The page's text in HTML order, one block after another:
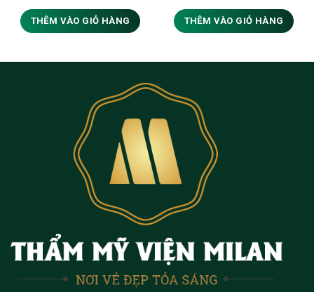
THÊM VÀO GIỎ HÀNG THÊM VÀO GIỎ HÀNG